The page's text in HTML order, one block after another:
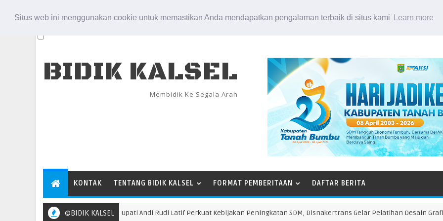
Situs web ini menggunakan cookie untuk memastikan Anda mendapatkan pengalaman terbaik di situs kami Learn more
BIDIK KALSEL
Membidik Ke Segala Arah
KONTAK TENTANG BIDIK KALSEL FORMAT PEMBERITAAN DAFTAR BERITA
©BIDIK KALSEL
TANBU AGT 26 Bupati Andi Rudi Latif Perkuat Kebijakan Peningkatan SDM, Disnakertrans Gelar Pelatihan Desain Grafis dan